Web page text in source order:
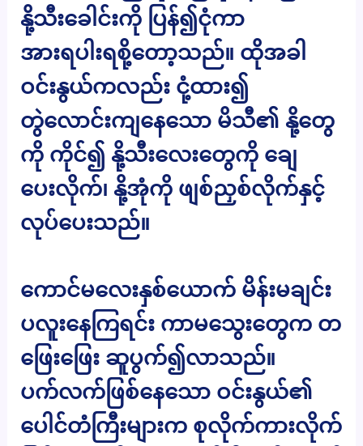
နို့သီးခေါင်းကို ပြန်၍ငုံကာ
အားရပါးရစို့တော့သည်။ ထိုအခါ
ဝင်းနွယ်ကလည်း ငုံ့ထား၍
တွဲလောင်းကျနေသော မိသီ၏ နို့တွေ
ကို ကိုင်၍ နို့သီးလေးတွေကို ချေ
ပေးလိုက်၊ နို့အုံကို ဖျစ်ညှစ်လိုက်နှင့်
လုပ်ပေးသည်။
ကောင်မလေးနှစ်ယောက် မိန်းမချင်း
ပလူးနေကြရင်း ကာမသွေးတွေက တ
ဖြေးဖြေး ဆူပွက်၍လာသည်။
ပက်လက်ဖြစ်နေသော ဝင်းနွယ်၏
ပေါင်တံကြီးများက စုလိုက်ကားလိုက်